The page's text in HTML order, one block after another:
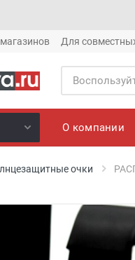
Для
О компании
очки